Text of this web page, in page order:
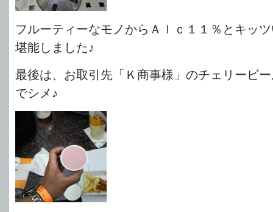
フルーティーなモノからＡｌｃ１１％とキッ
堪能しました♪
最後は、お取引先「Ｋ商事様」のチェリービ
でシメ♪